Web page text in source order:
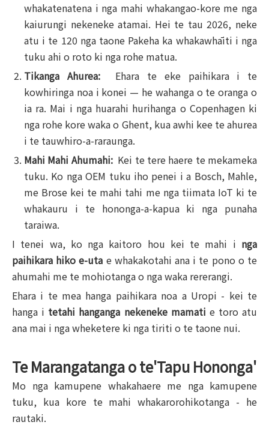
whakatenatena i nga mahi whakangao-kore me nga
kaiurungi nekeneke atamai. Hei te tau 2026, neke
atu i te 120 nga taone Pakeha ka whakawhāiti i nga
tuku ahi o roto ki nga rohe matua.
Tikanga Ahurea: Ehara te eke paihikara i te
kowhiringa noa i konei — he wahanga o te oranga o
ia ra. Mai i nga huarahi hurihanga o Copenhagen ki
nga rohe kore waka o Ghent, kua awhi kee te ahurea
i te tauwhiro-a-raraunga.
Mahi Mahi Ahumahi: Kei te tere haere te mekameka
tuku. Ko nga OEM tuku iho penei i a Bosch, Mahle,
me Brose kei te mahi tahi me nga tiimata IoT ki te
whakauru i te hononga-a-kapua ki nga punaha
taraiwa.
I tenei wa, ko nga kaitoro hou kei te mahi i nga
paihikara hiko e-uta e whakakotahi ana i te pono o te
ahumahi me te mohiotanga o nga waka rererangi.
Ehara i te mea hanga paihikara noa a Uropi - kei te
hanga i tetahi hanganga nekeneke mamati e toro atu
ana mai i nga wheketere ki nga tiriti o te taone nui.
Te Marangatanga o te'Tapu Hononga'
Mo nga kamupene whakahaere me nga kamupene
tuku, kua kore te mahi whakarorohikotanga - he
rautaki.